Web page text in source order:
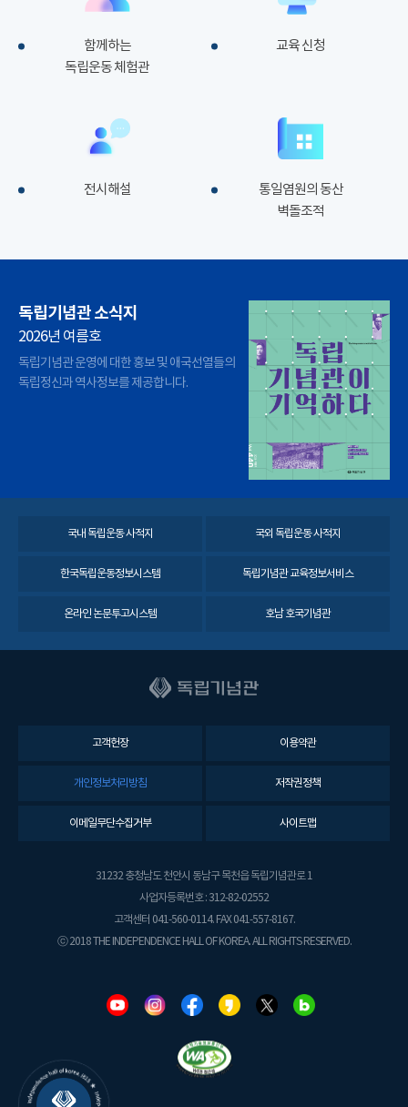
함께하는
독립운동 체험관
교육 신청
전시해설
통일염원의 동산
벽돌조적
독립기념관 소식지
2026년 여름호
독립기념관 운영에 대한 홍보 및 애국선열들의
독립정신과 역사정보를 제공합니다.
국내 독립운동 사적지 국외 독립운동 사적지
한국독립운동정보시스템 독립기념관 교육정보서비스
온라인 논문투고시스템 호남 호국기념관
고객헌장 이용약관
개인정보처리방침 저작권정책
이메일무단수집거부 사이트맵
31232 충청남도 천안시 동남구 목천읍 독립기념관로 1
사업자등록번호 : 312-82-02552
고객센터 041-560-0114. FAX 041-557-8167.
ⓒ 2018 THE INDEPENDENCE HALL OF KOREA. ALL RIGHTS RESERVED.